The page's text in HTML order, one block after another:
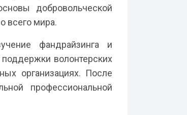
добровольческой
всего мира.
фандрайзинга и
волонтерских
организациях. После
профессиональной